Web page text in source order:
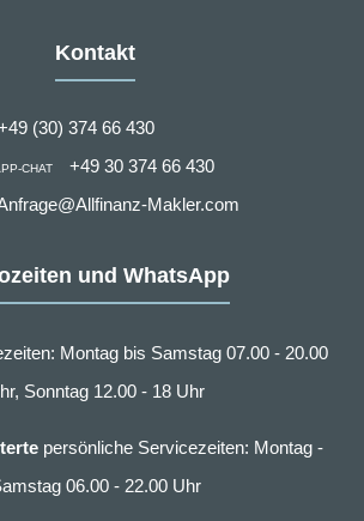
Kontakt
(30) 374 66 430
CHAT +49 30 374 66 430
Makler.com
und WhatsApp
Montag bis Samstag 07.00 - 20.00
Sonntag 12.00 - 18 Uhr
persönliche Servicezeiten: Montag -
06.00 - 22.00 Uhr